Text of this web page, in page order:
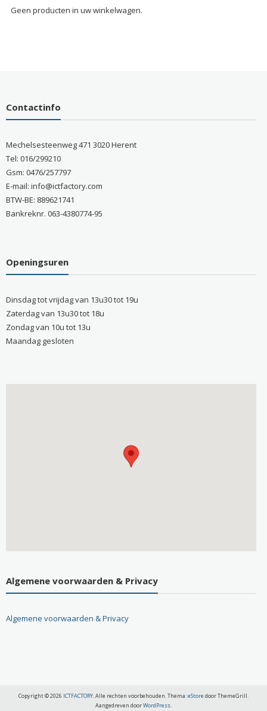
Geen producten in uw winkelwagen.
Contactinfo
Mechelsesteenweg 471 3020 Herent
Tel: 016/299210
Gsm: 0476/257797
E-mail: info@ictfactory.com
BTW-BE: 889621741
Bankreknr. 063-4380774-95
Openingsuren
Dinsdag tot vrijdag van 13u30 tot 19u
Zaterdag van 13u30 tot 18u
Zondag van 10u tot 13u
Maandag gesloten
Algemene voorwaarden & Privacy
Algemene voorwaarden & Privacy
Copyright © 2026 ICTFACTORY. Alle rechten voorbehouden. Thema:eStore door ThemeGrill.
Aangedreven doorWordPress.